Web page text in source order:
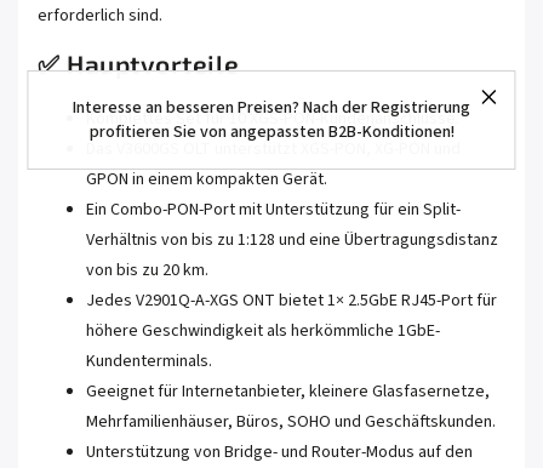
Interesse an besseren Preisen? Nach der Registrierung
profitieren Sie von angepassten B2B-Konditionen!
erforderlich sind.
✅ Hauptvorteile
Komplettes Set für 10 XGS-PON-Kundenanschlüsse.
Das V3600GS OLT unterstützt XGS-PON, XG-PON und
GPON in einem kompakten Gerät.
Ein Combo-PON-Port mit Unterstützung für ein Split-
Verhältnis von bis zu 1:128 und eine Übertragungsdistanz
von bis zu 20 km.
Jedes V2901Q-A-XGS ONT bietet 1× 2.5GbE RJ45-Port für
höhere Geschwindigkeit als herkömmliche 1GbE-
Kundenterminals.
Geeignet für Internetanbieter, kleinere Glasfasernetze,
Mehrfamilienhäuser, Büros, SOHO und Geschäftskunden.
Unterstützung von Bridge- und Router-Modus auf den